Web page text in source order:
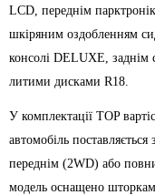
LCD, переднім
шкіряним оздобленням
консолі DELUXE,
литими дисками R18.
У комплектації TOP
автомобіль
переднім (2WD) або
модель оснащено